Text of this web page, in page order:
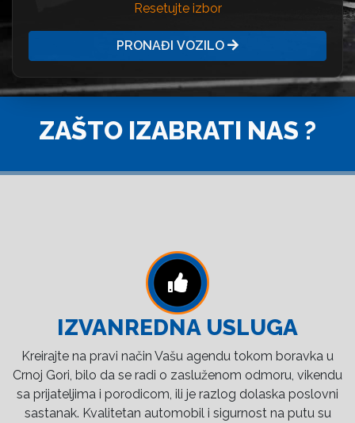
Resetujte izbor
PRONAĐI VOZILO
ZAŠTO IZABRATI NAS ?
IZVANREDNA USLUGA
Kreirajte na pravi način Vašu agendu tokom boravka u
Crnoj Gori, bilo da se radi o zasluženom odmoru, vikendu
sa prijateljima i porodicom, ili je razlog dolaska poslovni
sastanak. Kvalitetan automobil i sigurnost na putu su